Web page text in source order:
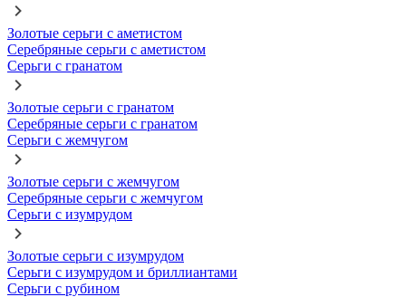
Золотые серьги с аметистом
Серебряные серьги с аметистом
Серьги с гранатом
Золотые серьги с гранатом
Серебряные серьги с гранатом
Серьги с жемчугом
Золотые серьги с жемчугом
Серебряные серьги с жемчугом
Серьги с изумрудом
Золотые серьги с изумрудом
Серьги с изумрудом и бриллиантами
Серьги с рубином